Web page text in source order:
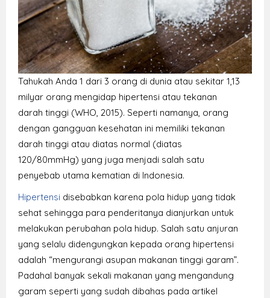
Tahukah Anda 1 dari 3 orang di dunia atau sekitar 1,13
milyar orang mengidap hipertensi atau tekanan
darah tinggi (WHO, 2015). Seperti namanya, orang
dengan gangguan kesehatan ini memiliki tekanan
darah tinggi atau diatas normal (diatas
120/80mmHg) yang juga menjadi salah satu
penyebab utama kematian di Indonesia.
Hipertensi disebabkan karena pola hidup yang tidak
sehat sehingga para penderitanya dianjurkan untuk
melakukan perubahan pola hidup. Salah satu anjuran
yang selalu didengungkan kepada orang hipertensi
adalah “mengurangi asupan makanan tinggi garam”.
Padahal banyak sekali makanan yang mengandung
garam seperti yang sudah dibahas pada artikel